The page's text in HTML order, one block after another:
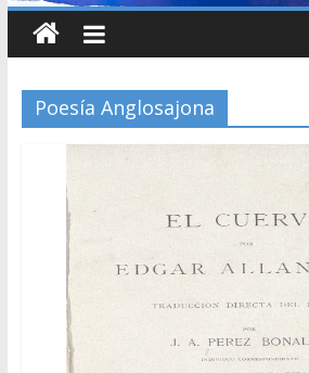
Poesía Anglosajona